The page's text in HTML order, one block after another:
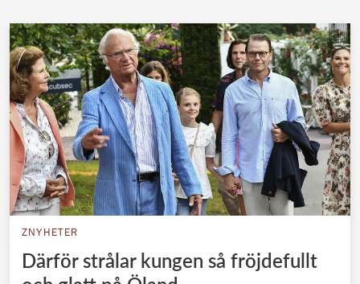
ZNYHETER
Därför strålar kungen så fröjdefullt